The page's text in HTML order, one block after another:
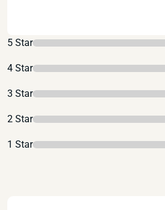
5 Star
4 Star
3 Star
2 Star
1 Star